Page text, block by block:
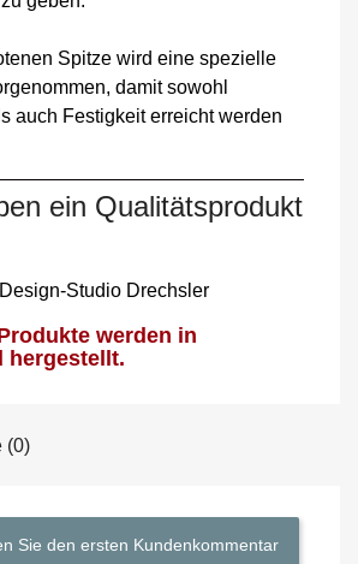
Spitze wird eine spezielle
damit sowohl
auch Festigkeit erreicht werden
ein Qualitätsprodukt
werden in
hergestellt.
(0)
Sie den ersten Kundenkommentar